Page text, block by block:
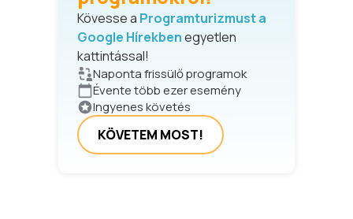
Kövesse a Programturizmust a
Google Hírekbenegyetlen
kattintással!
Naponta frissülő programok
Évente több ezer esemény
Ingyenes követés
KÖVETEM MOST!